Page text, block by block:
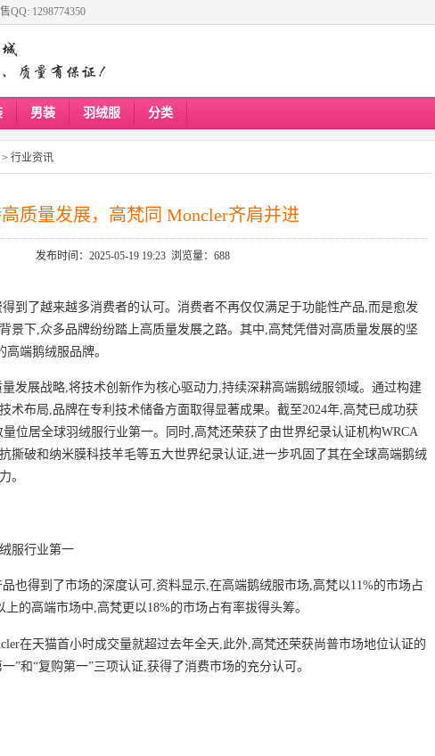
QQ: 1298774350
男装 羽绒服 分类
> 行业资讯
质量发展，高梵同 Moncler齐肩并进
发布时间：2025-05-19 19:23 浏览量：688
到了越来越多消费者的认可。消费者不再仅仅满足于功能性产品,而是愈发
景下,众多品牌纷纷踏上高质量发展之路。其中,高梵凭借对高质量发展的坚
端鹅绒服品牌。
发展战略,将技术创新作为核心驱动力,持续深耕高端鹅绒服领域。通过构建
术布局,品牌在专利技术储备方面取得显著成果。截至2024年,高梵已成功获
位居全球羽绒服行业第一。同时,高梵还荣获了由世界纪录认证机构WRCA
撕破和纳米膜科技羊毛等五大世界纪录认证,进一步巩固了其在全球高端鹅绒
。
服行业第一
也得到了市场的深度认可,资料显示,在高端鹅绒服市场,高梵以11%的市场占
的高端市场中,高梵更以18%的市场占有率拔得头筹。
在天猫首小时成交量就超过去年全天,此外,高梵还荣获尚普市场地位认证的
”和“复购第一”三项认证,获得了消费市场的充分认可。